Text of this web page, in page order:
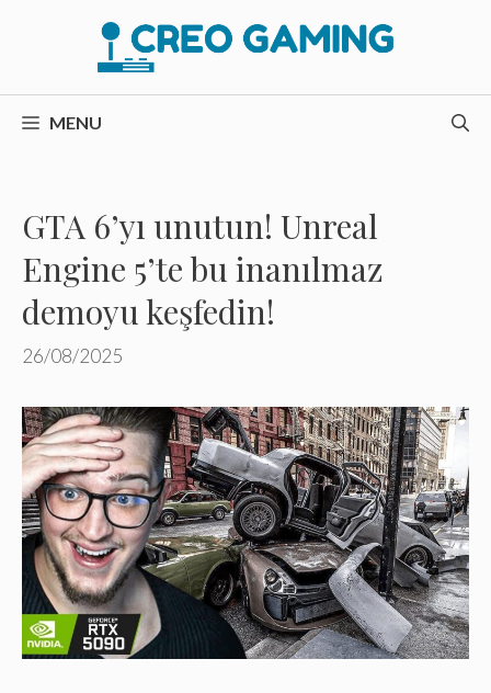
MENU
GTA 6’yı unutun! Unreal
Engine 5’te bu inanılmaz
demoyu keşfedin!
26/08/2025